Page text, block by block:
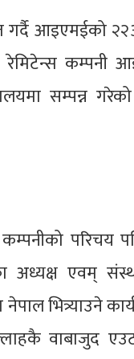
गर्दै आइएमईको
कम्पनी
सम्पन्न
परिचय
एवम्
भित्र्याउने
वाबाजुद